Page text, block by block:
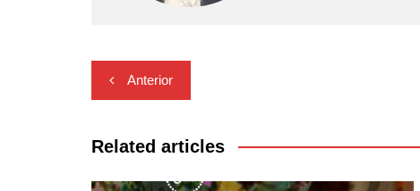
Navegación
de
entradas
Anterior
Related articles